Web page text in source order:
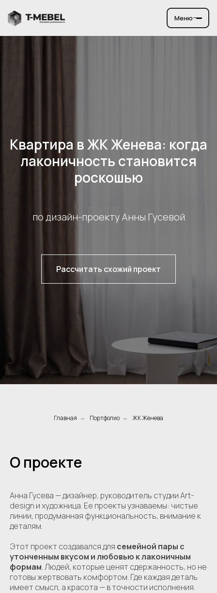
Меню
Квартира в ЖК Женева: когда
лаконичность становится
роскошью
по дизайн-проекту Анны Гусевой
Рассчитать схожий проект
Главная → Портфолио → ЖК Женева
О проекте
Анна Гусева — дизайнер, руководитель студии Art-
design и художница. Ее проекты узнаваемы: чистые
линии, продуманная функциональность, внимание к
деталям.
Этот проект создавался для семейной пары с
утонченным вкусом и любовью к лаконичным
формам. Людей, которые ценят сдержанность, но не
готовы жертвовать комфортом. Где каждая деталь
имеет смысл, а красота — в точности исполнения.